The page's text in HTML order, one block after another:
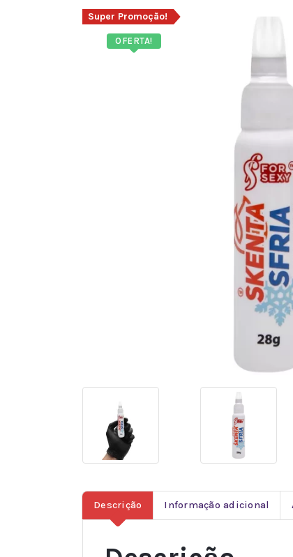
OFERTA!
Super Promoção!
Descrição Informação adicional